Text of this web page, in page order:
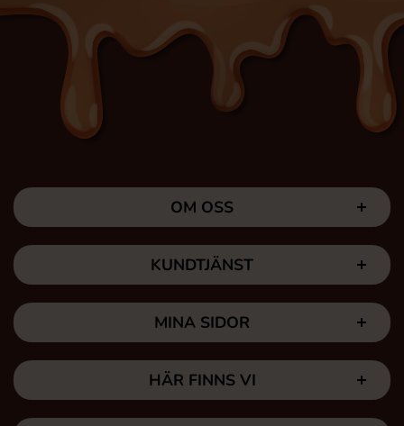
OM OSS
KUNDTJÄNST
MINA SIDOR
HÄR FINNS VI